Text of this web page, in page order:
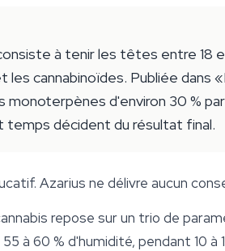
à tenir les têtes entre 18
cannabinoïdes. Publiée dans
monoterpènes d'environ 30 %
décident du résultat final.
Azarius ne délivre aucun
repose sur un trio de
55 à 60 % d'humidité, pendant 10